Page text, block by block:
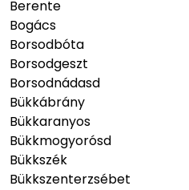
Berente
Bogács
Borsodbóta
Borsodgeszt
Borsodnádasd
Bükkábrány
Bükkaranyos
Bükkmogyorósd
Bükkszék
Bükkszenterzsébet